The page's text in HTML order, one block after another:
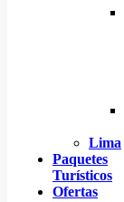
Lima
Paquetes
Turísticos
Ofertas